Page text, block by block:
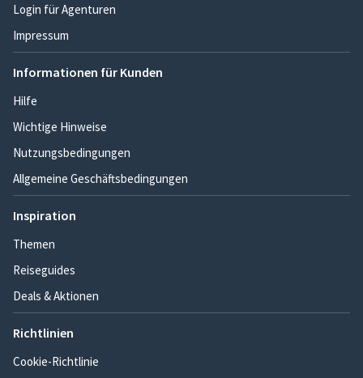
Login für Agenturen
Impressum
Informationen für Kunden
Hilfe
Wichtige Hinweise
Nutzungsbedingungen
Allgemeine Geschäftsbedingungen
Inspiration
Themen
Reiseguides
Deals & Aktionen
Richtlinien
Cookie-Richtlinie